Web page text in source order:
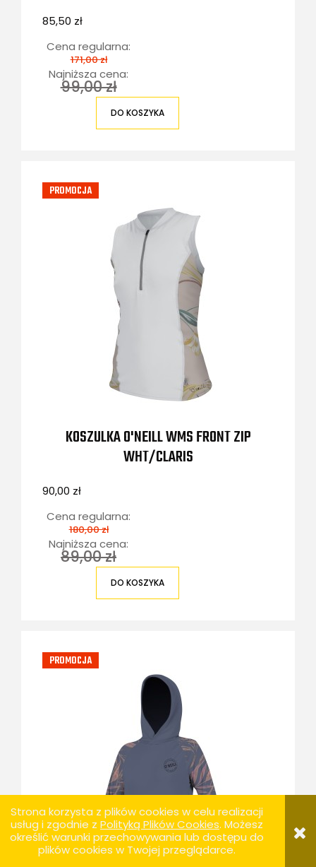
Strona korzysta z plików cookies w celu realizacji
usług i zgodnie z Polityką Plików Cookies. Możesz
określić warunki przechowywania lub dostępu do
plików cookies w Twojej przeglądarce.
85,50 zł
Cena regularna:
171,00 zł
Najniższa cena:
99,00 zł
DO KOSZYKA
KOSZULKA O'NEILL WMS FRONT ZIP
WHT/CLARIS
90,00 zł
Cena regularna:
180,00 zł
Najniższa cena:
89,00 zł
DO KOSZYKA
PROMOCJA
PROMOCJA